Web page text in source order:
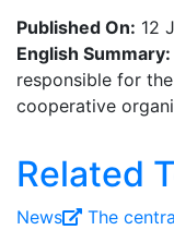
Published On: 12
English Summary:
responsible for
cooperative
Related
News The